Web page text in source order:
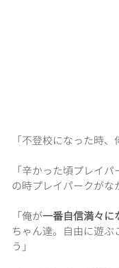
「不登校になった時
「辛かった頃プレイ
の時プレイパークがな
「俺が一番自信満々に
ちゃん達。自由に遊
う」